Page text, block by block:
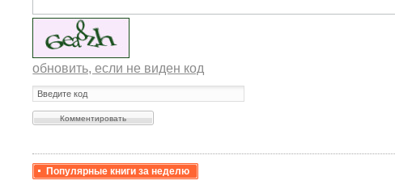
обновить, если не виден код
Популярные книги за неделю